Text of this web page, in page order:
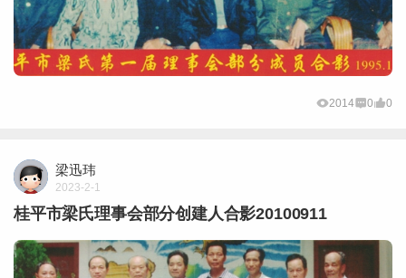
2014 0 0
梁迅玮
2023-2-1
桂平市梁氏理事会部分创建人合影20100911